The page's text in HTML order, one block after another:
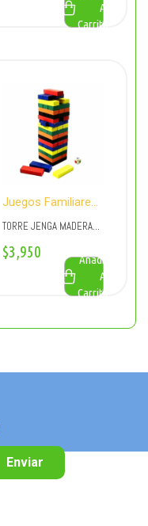
Al
Carrito
Juegos Familiares
y Educativos
TORRE JENGA MADERA
PIEZAS DE COLORES
$3,950
Añadir
Al
Carrito
Enviar